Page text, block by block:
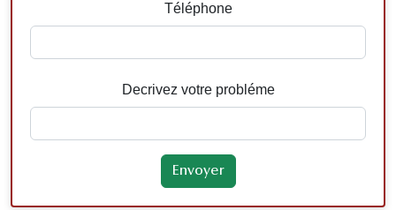
Téléphone
Decrivez votre probléme